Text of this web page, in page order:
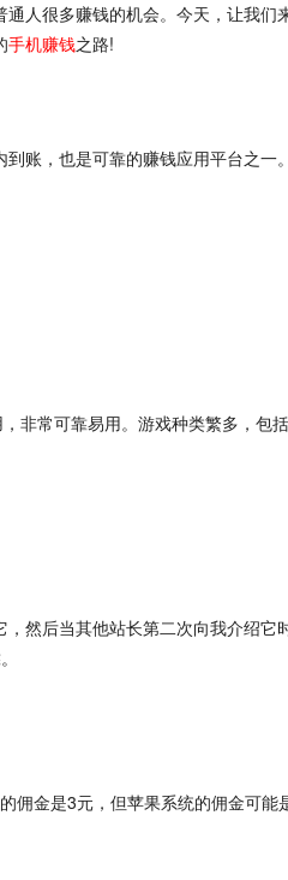
人很多赚钱的机会。今天，让我们
手机赚钱之路!
账，也是可靠的赚钱应用平台之一。
非常可靠易用。游戏种类繁多，包
然后当其他站长第二次向我介绍它
佣金是3元，但苹果系统的佣金可能